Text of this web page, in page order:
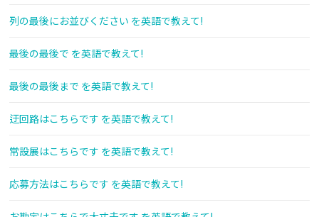
列の最後にお並びください を英語で教えて!
最後の最後で を英語で教えて!
最後の最後まで を英語で教えて!
迂回路はこちらです を英語で教えて!
常設展はこちらです を英語で教えて!
応募方法はこちらです を英語で教えて!